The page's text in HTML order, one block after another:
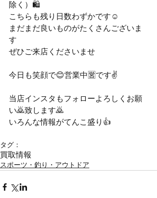
除く）🛍️
こちらも残り日数わずかです☺️
まだまだ良いものがたくさんございま
す
ぜひご来店くださいませ
今日も笑顔で😊営業中🈺です✌️
当店インスタもフォローよろしくお願
い🙇致します🙇
いろんな情報がてんこ盛り👍
タグ：
買取情報
スポーツ・釣り・アウトドア